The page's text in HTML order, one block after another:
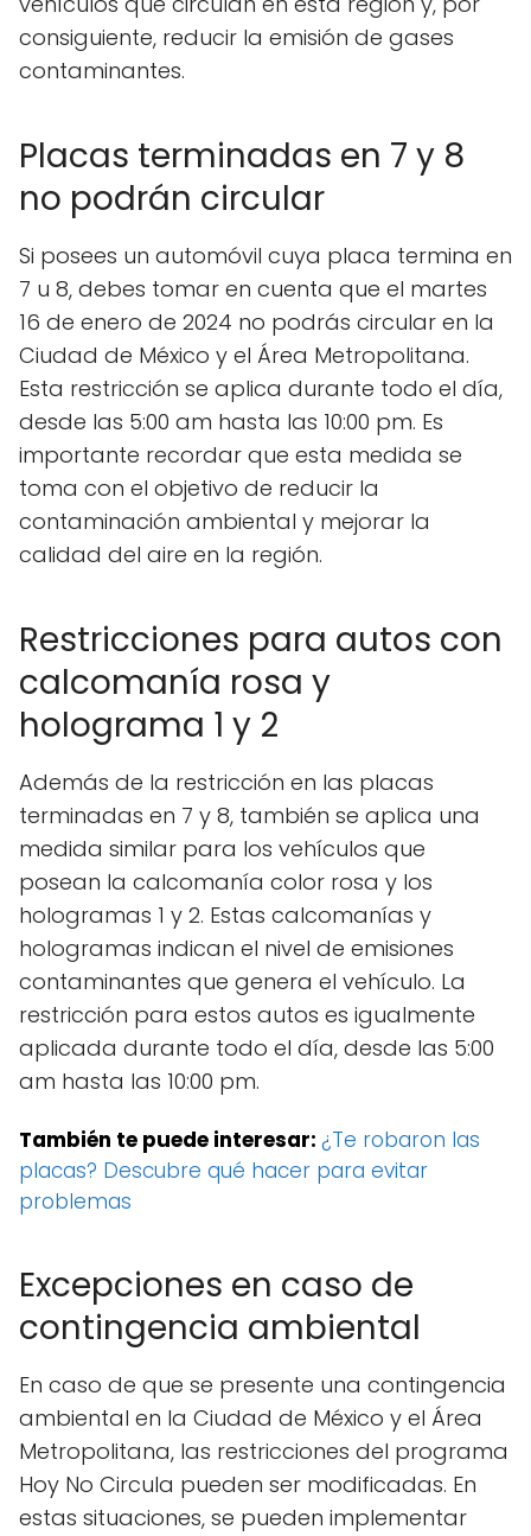
consiguiente, reducir la emisión de gases
contaminantes.
Placas terminadas en 7 y 8
no podrán circular
Si posees un automóvil cuya placa termina en
7 u 8, debes tomar en cuenta que el martes
16 de enero de 2024 no podrás circular en la
Ciudad de México y el Área Metropolitana.
Esta restricción se aplica durante todo el día,
desde las 5:00 am hasta las 10:00 pm. Es
importante recordar que esta medida se
toma con el objetivo de reducir la
contaminación ambiental y mejorar la
calidad del aire en la región.
Restricciones para autos con
calcomanía rosa y
holograma 1 y 2
Además de la restricción en las placas
terminadas en 7 y 8, también se aplica una
medida similar para los vehículos que
posean la calcomanía color rosa y los
hologramas 1 y 2. Estas calcomanías y
hologramas indican el nivel de emisiones
contaminantes que genera el vehículo. La
restricción para estos autos es igualmente
aplicada durante todo el día, desde las 5:00
am hasta las 10:00 pm.
También te puede interesar: ¿Te robaron las
placas? Descubre qué hacer para evitar
problemas
Excepciones en caso de
contingencia ambiental
En caso de que se presente una contingencia
ambiental en la Ciudad de México y el Área
Metropolitana, las restricciones del programa
Hoy No Circula pueden ser modificadas. En
estas situaciones, se pueden implementar